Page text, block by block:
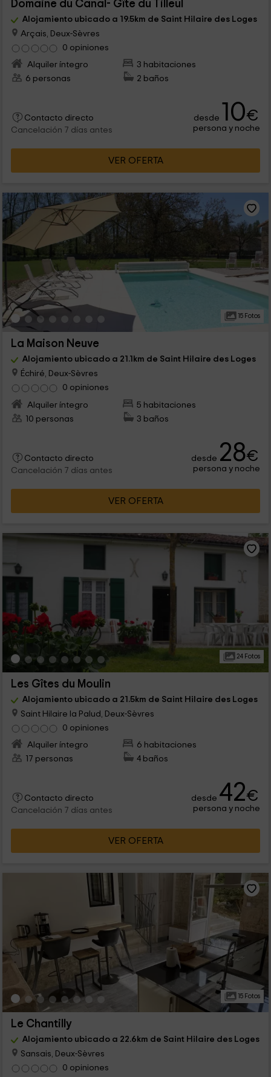
Domaine du Canal- Gîte du Tilleul
Alojamiento ubicado a 19.5km de Saint Hilaire des Loges
Arçais, Deux-Sèvres
0 opiniones
Alquiler íntegro
3 habitaciones
6 personas
2 baños
Contacto directo
Cancelación 7 días antes
desde 10€
persona y noche
VER OFERTA
15 Fotos
La Maison Neuve
Alojamiento ubicado a 21.1km de Saint Hilaire des Loges
Échiré, Deux-Sèvres
0 opiniones
Alquiler íntegro
5 habitaciones
10 personas
3 baños
Contacto directo
Cancelación 7 días antes
desde 28€
persona y noche
VER OFERTA
24 Fotos
Les Gîtes du Moulin
Alojamiento ubicado a 21.5km de Saint Hilaire des Loges
Saint Hilaire la Palud, Deux-Sèvres
0 opiniones
Alquiler íntegro
6 habitaciones
17 personas
4 baños
Contacto directo
Cancelación 7 días antes
desde 42€
persona y noche
VER OFERTA
15 Fotos
Le Chantilly
Alojamiento ubicado a 22.6km de Saint Hilaire des Loges
Sansais, Deux-Sèvres
0 opiniones